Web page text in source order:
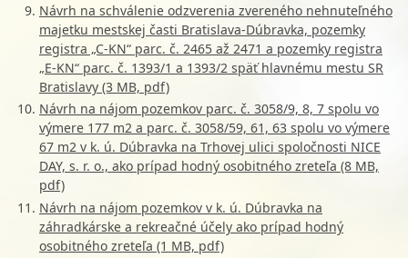
Návrh na schválenie odzverenia zvereného nehnuteľného
majetku mestskej časti Bratislava-Dúbravka, pozemky
registra „C-KN“ parc. č. 2465 až 2471 a pozemky registra
„E-KN“ parc. č. 1393/1 a 1393/2 späť hlavnému mestu SR
Bratislavy (3 MB, pdf)
Návrh na nájom pozemkov parc. č. 3058/9, 8, 7 spolu vo
výmere 177 m2 a parc. č. 3058/59, 61, 63 spolu vo výmere
67 m2 v k. ú. Dúbravka na Trhovej ulici spoločnosti NICE
DAY, s. r. o., ako prípad hodný osobitného zreteľa (8 MB,
pdf)
Návrh na nájom pozemkov v k. ú. Dúbravka na
záhradkárske a rekreačné účely ako prípad hodný
osobitného zreteľa (1 MB, pdf)